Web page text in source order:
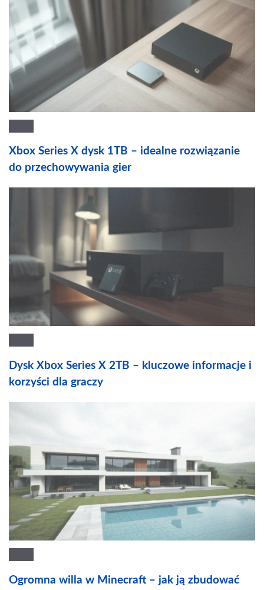
Xbox Series X dysk 1TB – idealne rozwiązanie
do przechowywania gier
Dysk Xbox Series X 2TB – kluczowe informacje i
korzyści dla graczy
Ogromna willa w Minecraft – jak ją zbudować